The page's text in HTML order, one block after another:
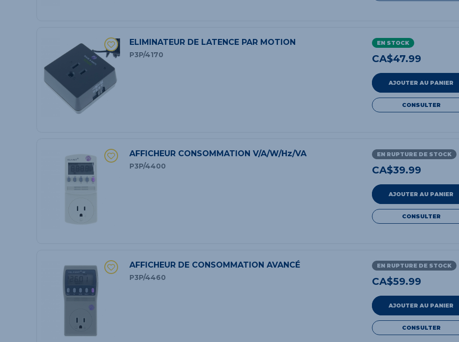
ELIMINATEUR DE LATENCE PAR MOTION
P3P/4170
EN STOCK
CA$47.99
AJOUTER AU PANIER
CONSULTER
AFFICHEUR CONSOMMATION V/A/W/Hz/VA
P3P/4400
EN RUPTURE DE STOCK
CA$39.99
AJOUTER AU PANIER
CONSULTER
AFFICHEUR DE CONSOMMATION AVANCÉ
P3P/4460
EN RUPTURE DE STOCK
CA$59.99
AJOUTER AU PANIER
CONSULTER